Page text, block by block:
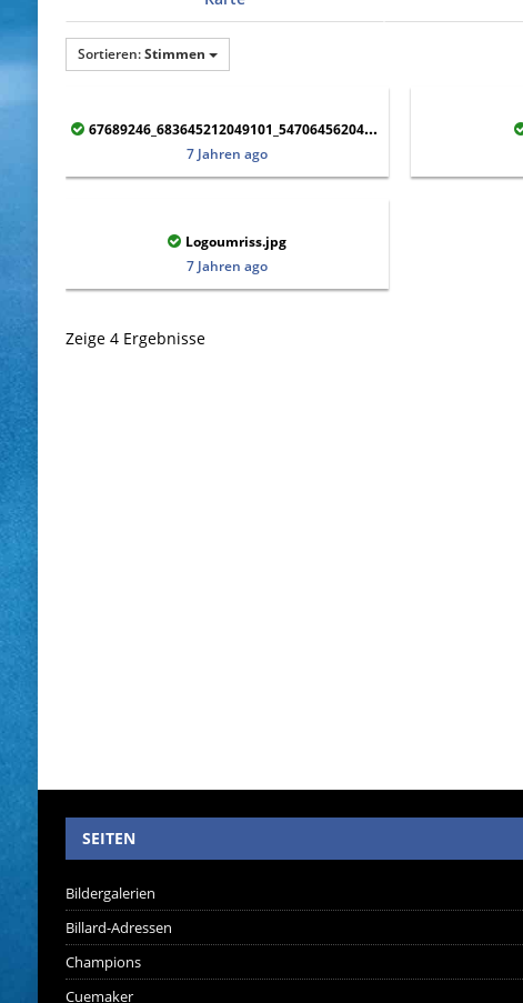
Sortieren:Stimmen
67689246_683645212049101_5470645620400193536_o.jpg
7 Jahren ago
Logoumriss.jpg
7 Jahren ago
Zeige 4 Ergebnisse
SEITEN
Bildergalerien
Billard-Adressen
Champions
Cuemaker